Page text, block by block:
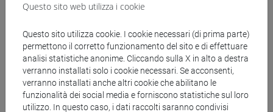
ZILIO-GRANDI Ida- 30h Lezione
Materiali didattici
Materiali su Moodle
Questo sito web utilizza i cookie
Questo sito utilizza cookie. I cookie necessari (di prima parte)
permettono il corretto funzionamento del sito e di effettuare
analisi statistiche anonime. Cliccando sulla X in alto a destra
verranno installati solo i cookie necessari. Se acconsenti,
verranno installati anche altri cookie che abilitano le
funzionalità dei social media e forniscono statistiche sul loro
utilizzo. In questo caso, i dati raccolti saranno condivisi